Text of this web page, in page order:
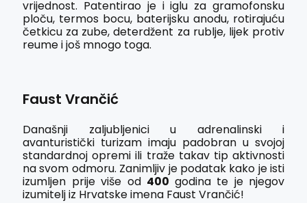
vrijednost. Patentirao je i iglu za gramofonsku
ploču, termos bocu, baterijsku anodu, rotirajuću
četkicu za zube, deterdžent za rublje, lijek protiv
reume i još mnogo toga.
Faust Vrančić
Današnji zaljubljenici u adrenalinski i
avanturistički turizam imaju padobran u svojoj
standardnoj opremi ili traže takav tip aktivnosti
na svom odmoru. Zanimljiv je podatak kako je isti
izumljen prije više od 400 godina te je njegov
izumitelj iz Hrvatske imena Faust Vrančić!